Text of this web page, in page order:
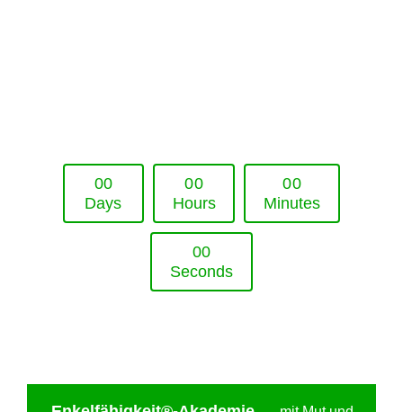
00
Days
00
Hours
00
Minutes
00
Seconds